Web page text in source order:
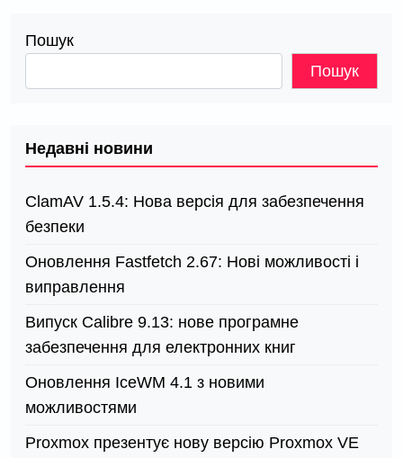
Пошук
Пошук
Недавні новини
ClamAV 1.5.4: Нова версія для забезпечення
безпеки
Оновлення Fastfetch 2.67: Нові можливості і
виправлення
Випуск Calibre 9.13: нове програмне
забезпечення для електронних книг
Оновлення IceWM 4.1 з новими
можливостями
Proxmox презентує нову версію Proxmox VE